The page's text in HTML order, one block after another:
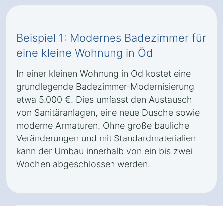
Beispiel 1: Modernes Badezimmer für
eine kleine Wohnung in Öd
In einer kleinen Wohnung in Öd kostet eine
grundlegende Badezimmer-Modernisierung
etwa 5.000 €. Dies umfasst den Austausch
von Sanitäranlagen, eine neue Dusche sowie
moderne Armaturen. Ohne große bauliche
Veränderungen und mit Standardmaterialien
kann der Umbau innerhalb von ein bis zwei
Wochen abgeschlossen werden.